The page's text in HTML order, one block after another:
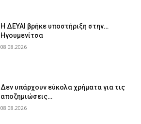
Η ΔΕΥΑΙ βρήκε υποστήριξη στην…
Ηγουμενίτσα
08.08.2026
Δεν υπάρχουν εύκολα χρήματα για τις
αποζημιώσεις…
08.08.2026